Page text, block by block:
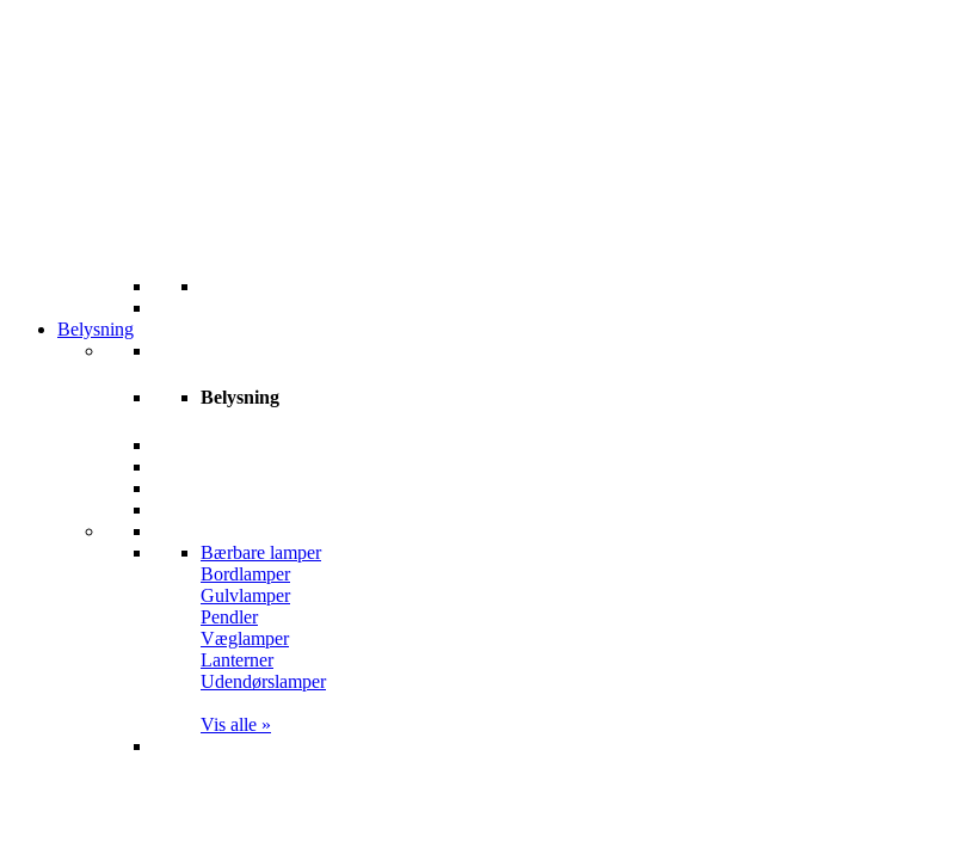
Belysning
Belysning
Bærbare lamper
Bordlamper
Gulvlamper
Pendler
Væglamper
Lanterner
Udendørslamper
Vis alle »